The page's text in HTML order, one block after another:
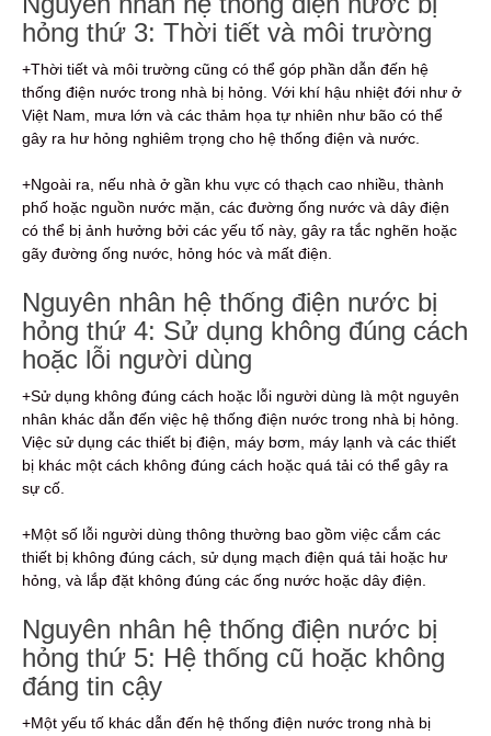
hỏng thứ 3: Thời tiết và môi trường
+Thời tiết và môi trường cũng có thể góp phần dẫn đến hệ
thống điện nước trong nhà bị hỏng. Với khí hậu nhiệt đới như ở
Việt Nam, mưa lớn và các thảm họa tự nhiên như bão có thể
gây ra hư hỏng nghiêm trọng cho hệ thống điện và nước.
+Ngoài ra, nếu nhà ở gần khu vực có thạch cao nhiều, thành
phố hoặc nguồn nước mặn, các đường ống nước và dây điện
có thể bị ảnh hưởng bởi các yếu tố này, gây ra tắc nghẽn hoặc
gãy đường ống nước, hỏng hóc và mất điện.
Nguyên nhân hệ thống điện nước bị
hỏng thứ 4: Sử dụng không đúng cách
hoặc lỗi người dùng
+Sử dụng không đúng cách hoặc lỗi người dùng là một nguyên
nhân khác dẫn đến việc hệ thống điện nước trong nhà bị hỏng.
Việc sử dụng các thiết bị điện, máy bơm, máy lạnh và các thiết
bị khác một cách không đúng cách hoặc quá tải có thể gây ra
sự cố.
+Một số lỗi người dùng thông thường bao gồm việc cắm các
thiết bị không đúng cách, sử dụng mạch điện quá tải hoặc hư
hỏng, và lắp đặt không đúng các ống nước hoặc dây điện.
Nguyên nhân hệ thống điện nước bị
hỏng thứ 5: Hệ thống cũ hoặc không
đáng tin cậy
+Một yếu tố khác dẫn đến hệ thống điện nước trong nhà bị